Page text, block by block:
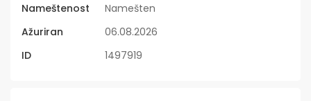
Nameštenost
Namešten
Ažuriran
06.08.2026
ID
1497919